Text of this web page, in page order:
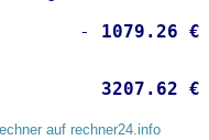
-
1079.26 €
3207.62 €
auf rechner24.info